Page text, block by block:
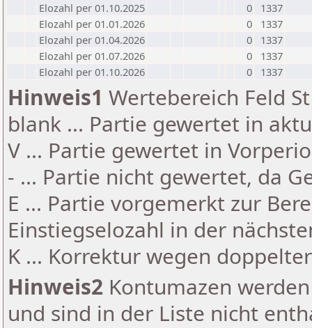
Elozahl per 01.10.2025
0
1337
Elozahl per 01.01.2026
0
1337
Elozahl per 01.04.2026
0
1337
Elozahl per 01.07.2026
0
1337
Elozahl per 01.10.2026
0 1337
Hinweis1 Wertebereich Feld
blank ... Partie gewertet in
V ... Partie gewertet in
- ... Partie nicht gewertet, da
E ... Partie vorgemerkt zur
Einstiegselozahl in der
K ... Korrektur wegen
Hinweis2 Kontumazen
und sind in der Liste nicht